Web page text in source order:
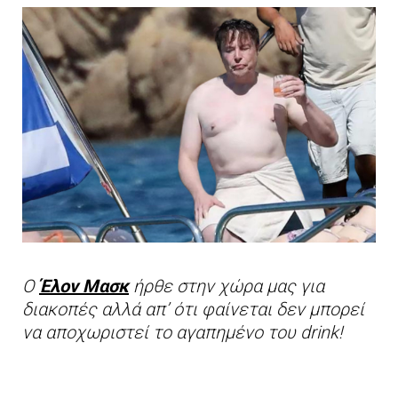
ΟΈλον Μασκήρθε στην χώρα μας για
διακοπές αλλά απ’ ότι φαίνεται δεν μπορεί
να αποχωριστεί το αγαπημένο του drink!